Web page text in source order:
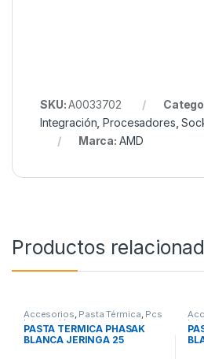
SKU:A0033702
Integración ,Procesadores ,
Marca: AMD
Productos
Accesorios, Pasta Térmica, Pcs
Integración
PASTA TERMICA PHASAK
BLANCA JERINGA 25